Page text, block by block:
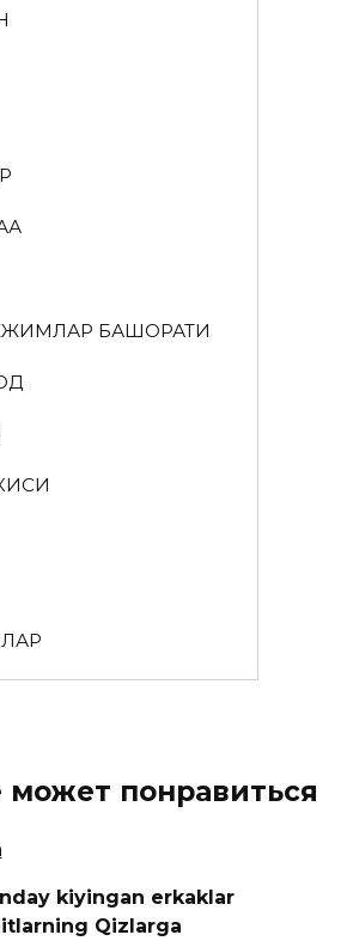
БАШОРАТИ
понравиться
kiyingan erkaklar
Qizlarga